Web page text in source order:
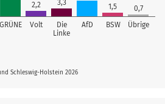
GRÜNE Volt
Die
Linke
AfD BSW Übrige
2,2 3,3
1,5
0,7
Schleswig-Holstein 2026